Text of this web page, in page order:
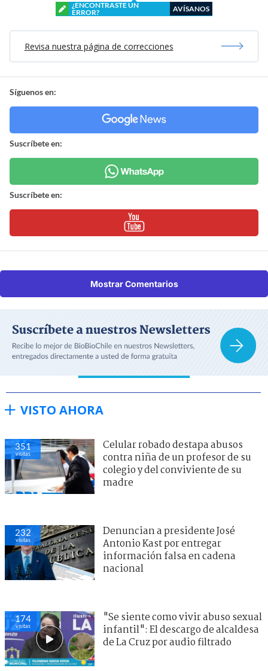
¿ENCONTRASTE UN
ERROR?
AVÍSANOS
Revisa nuestra página de correcciones
Síguenos en:
Suscríbete en:
Suscríbete en:
Mostrar Comentarios
VISTO AHORA
351
visitas
Celular robado destapa abusos
contra niña de un profesor de su
colegio y del conviviente de su
madre
232
visitas
Denuncian a presidente José
Antonio Kast por entregar
información falsa en cadena
nacional
174
visitas
"Se siente como vivir abuso sexual
infantil": El descargo de alcaldesa
de La Cruz por audio filtrado